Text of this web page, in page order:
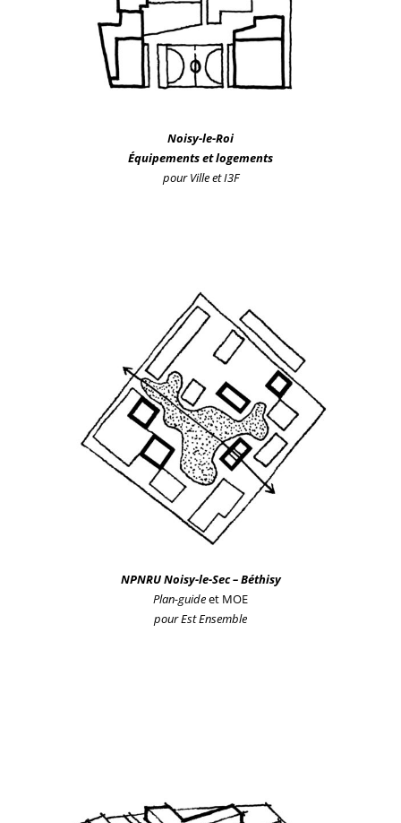
Noisy-le-Roi
Équipements et logements
pour Ville et I3F
NPNRUNoisy-le-Sec – Béthisy
Plan-guideet MOE
pourEst Ensemble